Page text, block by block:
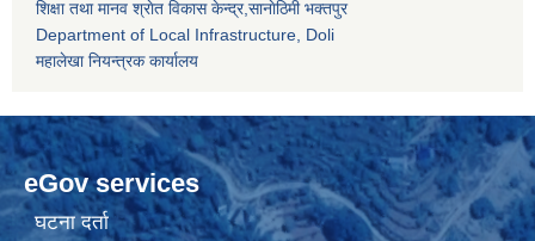
शिक्षा तथा मानव श्राेत विकास केन्द्र,सानाेठिमी भक्तपुर
Department of Local Infrastructure, Doli
महालेखा नियन्त्रक कार्यालय
eGov services
घटना दर्ता